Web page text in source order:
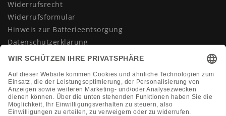
Widerrufsrecht
Widerrufsformular
Hinweis zur Batterieentsorgung
Datenschutzerklärung
AGB
Vertrag widerrufen
KONTAKT